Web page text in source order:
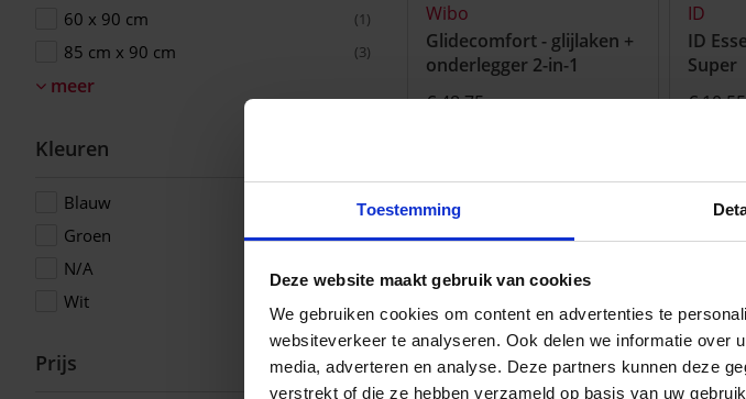
Toestemming
Deze website maakt gebruik van cookies
We gebruiken cookies om content en advertenties te
websiteverkeer te analyseren. Ook delen we informatie over
media, adverteren en analyse. Deze partners kunnen deze
verstrekt of die ze hebben verzameld op basis van uw
(1)
60 x 90 cm
(3)
85 cm x 90 cm
meer
Kleuren
(1)
Blauw
(2)
Groen
N/A
Wit
Prijs
Wibo
Glidecomfort - glijlaken +
onderlegger 2-in-1
€ 48.75
ID
ID
Super
€ 10.55